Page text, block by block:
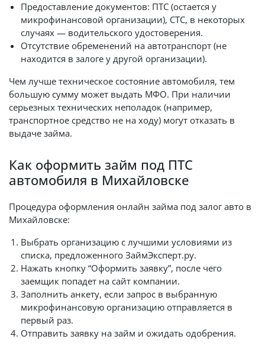
Предоставление документов: ПТС (остается у
микрофинансовой организации), СТС, в некоторых
случаях — водительского удостоверения.
Отсутствие обременений на автотранспорт (не
находится в залоге у другой организации).
Чем лучше техническое состояние автомобиля, тем
большую сумму может выдать МФО. При наличии
серьезных технических неполадок (например,
транспортное средство не на ходу) могут отказать в
выдаче займа.
Как оформить займ под ПТС
автомобиля в Михайловске
Процедура оформления онлайн займа под залог авто в
Михайловске:
Выбрать организацию с лучшими условиями из
списка, предложенного ЗаймЭксперт.ру.
Нажать кнопку “Оформить заявку”, после чего
заемщик попадет на сайт компании.
Заполнить анкету, если запрос в выбранную
микрофинансовую организацию отправляется в
первый раз.
Отправить заявку на займ и ожидать одобрения.